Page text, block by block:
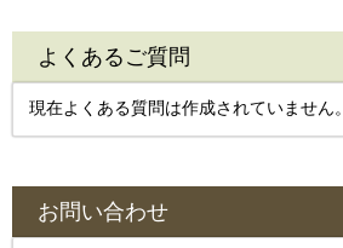
よくあるご質問
現在よくある質問は作成されていません。
お問い合わせ